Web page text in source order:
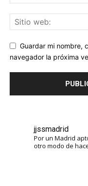
Guardar mi nombre,
navegador la próxima
jjssmadrid
Por un Madrid
otro modo de